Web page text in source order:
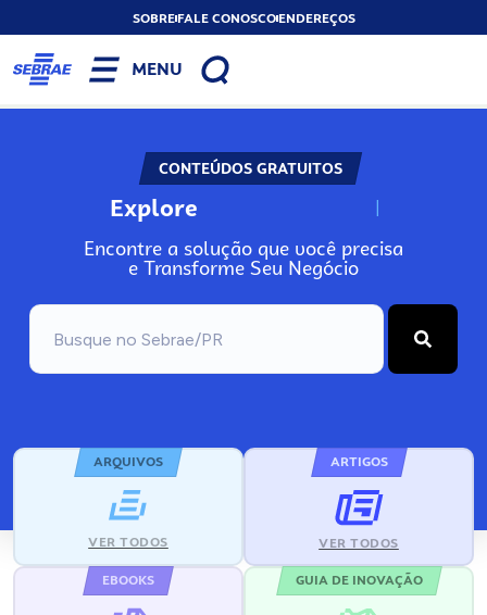
SOBREFALE CONOSCOENDEREÇOS
MENU
CONTEÚDOS GRATUITOS
Explore N
Encontre a solução que você precisa
e Transforme Seu Negócio
ARQUIVOS
VER TODOS
ARTIGOS
VER TODOS
EBOOKS GUIA DE INOVAÇÃO